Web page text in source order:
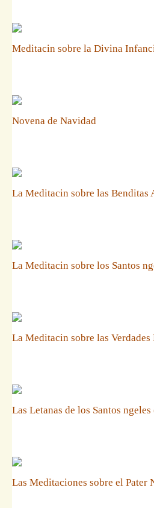
Meditacin sobre la Divina
Novena de Navidad
La Meditacin sobre las Benditas
La Meditacin sobre los Santos
La Meditacin sobre las Verdades
Las Letanas de los Santos
Las Meditaciones sobre el Pater